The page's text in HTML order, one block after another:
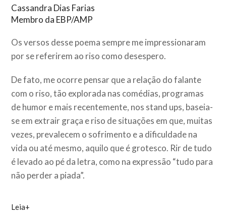
Cassandra Dias Farias
Membro da EBP/AMP
Os versos desse poema sempre me impressionaram
por se referirem ao riso como desespero.
De fato, me ocorre pensar que a relação do falante
com o riso, tão explorada nas comédias, programas
de humor e mais recentemente, nos stand ups, baseia-
se em extrair graça e riso de situações em que, muitas
vezes, prevalecem o sofrimento e a dificuldade na
vida ou até mesmo, aquilo que é grotesco. Rir de tudo
é levado ao pé da letra, como na expressão “tudo para
não perder a piada”.
Leia+